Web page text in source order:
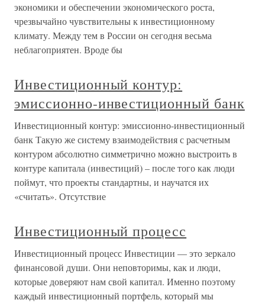
экономики и обеспечении экономического роста,
чрезвычайно чувствительны к инвестиционному
климату. Между тем в России он сегодня весьма
неблагоприятен. Вроде бы
Инвестиционный контур:
эмиссионно-инвестиционный банк
Инвестиционный контур: эмиссионно-инвестиционный
банк Такую же систему взаимодействия с расчетным
контуром абсолютно симметрично можно выстроить в
контуре капитала (инвестиций) – после того как люди
поймут, что проекты стандартны, и научатся их
«считать». Отсутствие
Инвестиционный процесс
Инвестиционный процесс Инвестиции — это зеркало
финансовой души. Они неповторимы, как и люди,
которые доверяют нам свой капитал. Именно поэтому
каждый инвестиционный портфель, который мы